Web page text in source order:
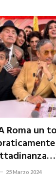
Roma un
25 Marzo 2024